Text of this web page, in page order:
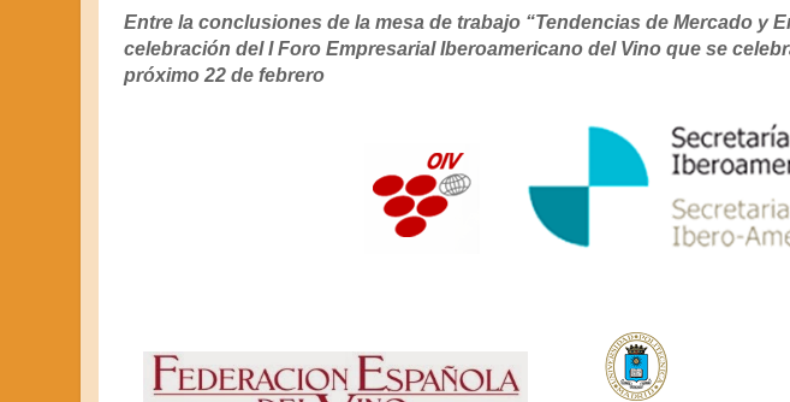
Entre la conclusiones de la mesa de trabajo “Tendencias de Mercado y
celebración del I Foro Empresarial Iberoamericano del Vino que se
próximo 22 de febrero